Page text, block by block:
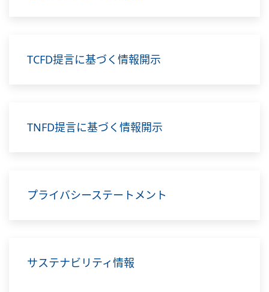
TCFD提言に基づく情報開示
TNFD提言に基づく情報開示
プライバシーステートメント
サステナビリティ情報